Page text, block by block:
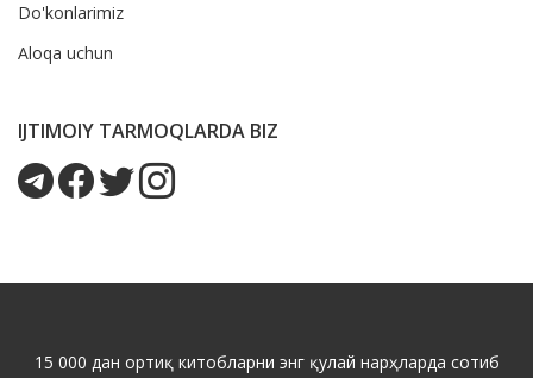
Do'konlarimiz
Aloqa uchun
IJTIMOIY TARMOQLARDA BIZ
15 000 дан ортиқ китобларни энг қулай нарҳларда сотиб